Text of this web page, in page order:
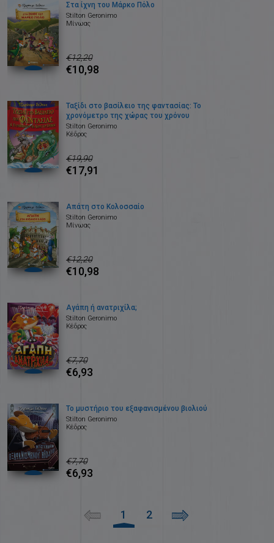
Στα ίχνη του Μάρκο Πόλο
Stilton Geronimo
Μίνωας
€12,20
€10,98
Ταξίδι στο βασίλειο της φαντασίας: Το
χρονόμετρο της χώρας του χρόνου
Stilton Geronimo
Κέδρος
€19,90
€17,91
Aπάτη στο Κολοσσαίο
Stilton Geronimo
Μίνωας
€12,20
€10,98
Αγάπη ή ανατριχίλα;
Stilton Geronimo
Κέδρος
€7,70
€6,93
Το μυστήριο του εξαφανισμένου βιολιού
Stilton Geronimo
Κέδρος
€7,70
€6,93
1 2